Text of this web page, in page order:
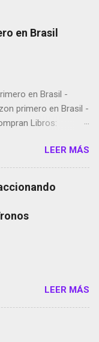
en Brasil
en Brasil -
primero en Brasil -
Libros:
deja de verificar
Brian May y el
y vídeo selfies en la
Kevin Spacey de su
que usan el
de la Tierra
de alquiler
Llegando Partimos
y su importancia...
LEER MÁS
LEER MÁS